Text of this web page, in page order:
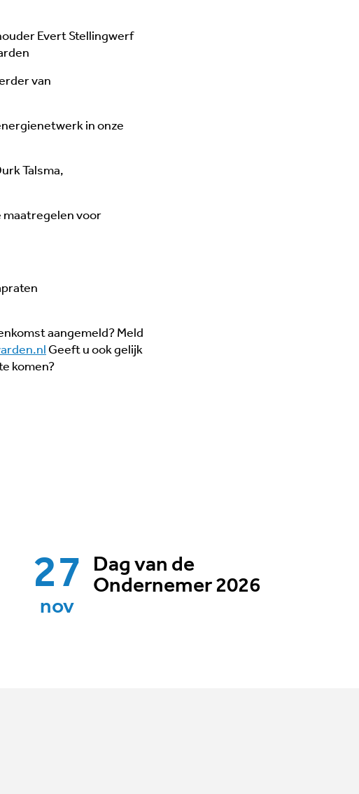
Evert Stellingwerf
van
in onze
Talsma,
maatregelen voor
aangemeld? Meld
Geeft u ook gelijk
komen?
27
nov
Dag van de
Ondernemer 2026